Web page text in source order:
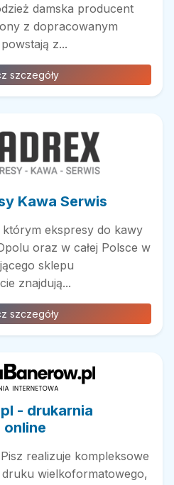
damska producent
z dopracowanym
z...
szczegóły
Kawa Serwis
którym ekspresy do kawy
oraz w całej Polsce w
sklepu
znajdują...
szczegóły
- drukarnia
realizuje kompleksowe
wielkoformatowego,